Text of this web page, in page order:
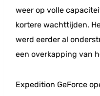
weer op volle
kortere wachttijden.
werd eerder al
een overkapping van
Expedition GeForce